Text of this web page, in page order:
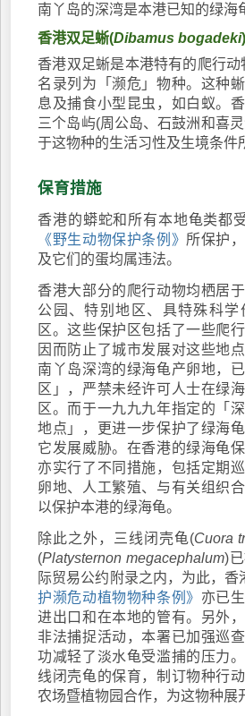
南丫岛的深湾是本港已知的绿海
香港双足蜥(Dibamus bogadeki)
香港双足蜥是本港特有的爬行
名录列为「濒危」物种。这种
息及捕食小型昆虫，如白蚁。
三个岛屿(周公岛、石鼓洲和喜
于这物种的生活习性及生境条件
保育措施
香港的蟒蛇和所有本地龟类都
《野生动物保护条例》 所保护
及它们的蛋均属违法。
香港大部分的爬行动物均栖居
公园、特别地区、具特殊科
区。这些保护区包括了一些爬
因而防止了城市发展对这些地
南丫岛深湾的绿海龟产卵地，
区」，严禁未经许可人士在绿
区。而于一九九九年指定的「
地点」，更进一步保护了绿海
它发展威胁。在香港的绿海龟
亦实行了不同措施，包括定期
卵地、人工繁殖、与有关组织
以保护本港的绿海龟。
除此之外，三线闭壳龟(Cuora
(Platysternon megacephalum)
际贸易公约附录之内，为此，香
护濒危动植物物种条例》 亦已
进出口和在本地的管有。另外
非法捕捉活动，本署已加强巡
功减轻了淡水龟受滥捕的压力
线闭壳龟的保育，制订物种行
农场暨植物园合作，为这物种展